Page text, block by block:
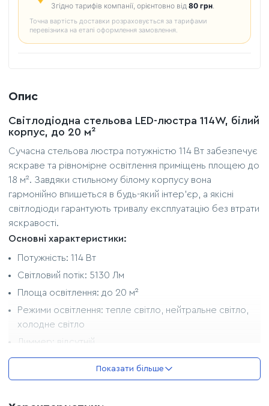
Згідно тарифів компанії, орієнтовно від 80 грн
Точна вартість доставки розраховується за тарифами
перевізника на етапі оформлення замовлення.
Опис
Світлодіодна стельова LED-люстра 114W, білий
корпус, до 20 м²
Сучасна стельова люстра потужністю 114 Вт забезпечує
яскраве та рівномірне освітлення приміщень площею до
18 м². Завдяки стильному білому корпусу вона
гармонійно впишеться в будь-який інтер’єр, а якісні
світлодіоди гарантують тривалу експлуатацію без втрати
яскравості.
Основні характеристики:
Потужність: 114 Вт
Світловий потік: 5130 Лм
Площа освітлення: до 20 м²
Режими освітлення: тепле світло, нейтральне світло,
холодне світло
Диммер: відсутній
Тип монтажу: стельова планка
Показати більше